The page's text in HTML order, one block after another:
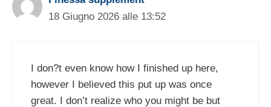
18 Giugno 2026 alle 13:52
I don?t even know how I finished up here,
however I believed this put up was once
great. I don’t realize who you might be but